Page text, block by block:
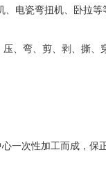
电瓷弯扭机、卧拉等
、弯、剪、剥、撕、
一次性加工而成，保